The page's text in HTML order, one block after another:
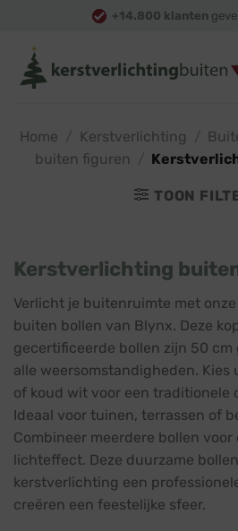
content
+14.800 klanten
Home Kerstverlichting
buiten figuren
TOON
Kerstverlichting
Verlicht je buitenruimte met
buiten bollen van Blynx. Deze
gecertificeerde bollen zijn 50
alle weersomstandigheden. Kies
of koud wit voor een traditionele
Ideaal voor tuinen, terrassen of
Combineer meerdere bollen
lichteffect. Deze duurzame
kerstverlichting een
creëren een feestelijke sfeer.